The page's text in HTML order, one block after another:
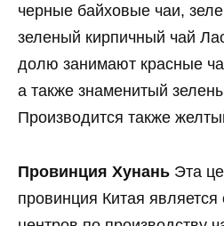
черные байховые чаи,
зеленый кирпичный чай
долю занимают красные
а также знаменитый
Производится также
Провинция Хунань Эта
провинция Китая